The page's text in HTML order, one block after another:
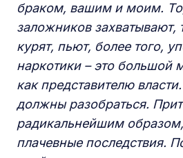
браком, вашим и моим.
заложников захватывают,
курят, пьют, более того,
наркотики – это большой
как представителю
должны разобраться.
радикальнейшим
плачевные последствия.